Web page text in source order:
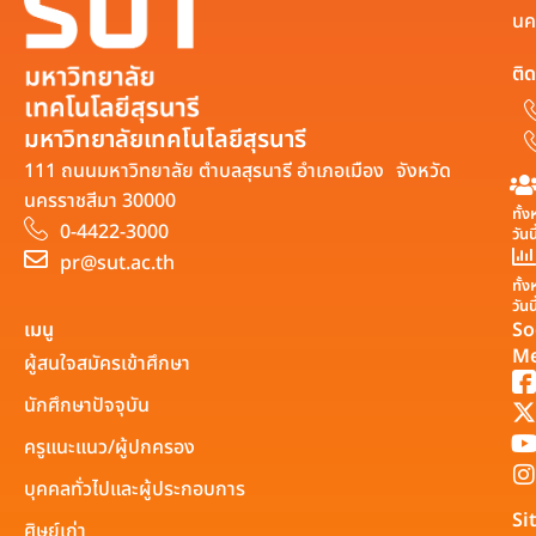
มหาวิทยาลัยเทคโนโลยีสุรนารี
111 ถนนมหาวิทยาลัย ตำบลสุรนารี อำเภอเมือง จังหวัด
นครราชสีมา 30000
0-4422-3000
pr@sut.ac.th
น
ติ
ทั้ง
วัน
ทั้ง
วัน
เมนู
ผู้สนใจสมัครเข้าศึกษา
นักศึกษาปัจจุบัน
ครูแนะแนว/ผู้ปกครอง
บุคคลทั่วไปและผู้ประกอบการ